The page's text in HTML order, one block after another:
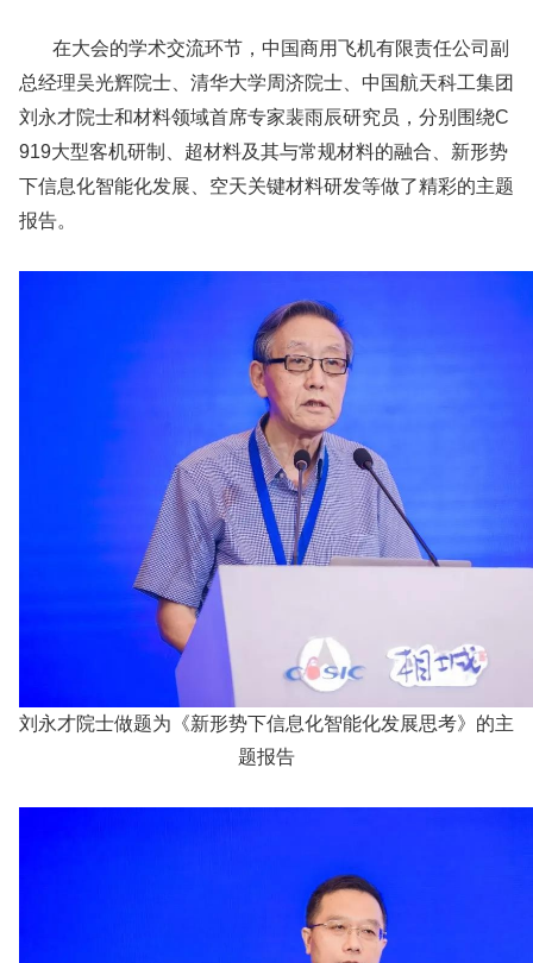
在大会的学术交流环节，中国商用飞机有限责任公司副
总经理吴光辉院士、清华大学周济院士、中国航天科工集团
刘永才院士和材料领域首席专家裴雨辰研究员，分别围绕C
919大型客机研制、超材料及其与常规材料的融合、新形势
下信息化智能化发展、空天关键材料研发等做了精彩的主题
报告。
刘永才院士做题为《新形势下信息化智能化发展思考》的主
题报告